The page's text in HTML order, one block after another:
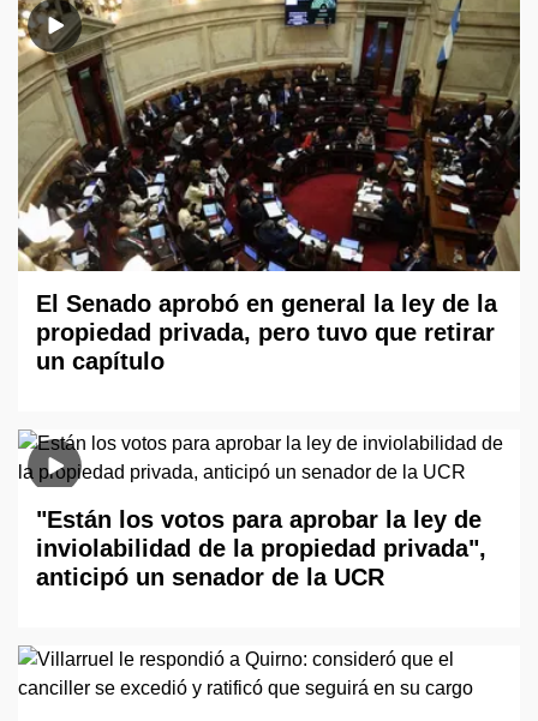
El Senado aprobó en general la ley de la
propiedad privada, pero tuvo que retirar
un capítulo
"Están los votos para aprobar la ley de
inviolabilidad de la propiedad privada",
anticipó un senador de la UCR